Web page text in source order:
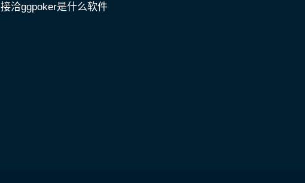
接洽ggpoker是什么软件